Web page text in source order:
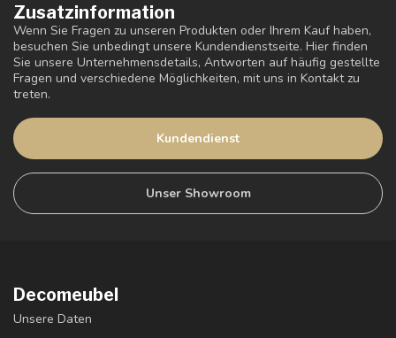
Zusatzinformation
Wenn Sie Fragen zu unseren Produkten oder Ihrem Kauf haben,
besuchen Sie unbedingt unsere Kundendienstseite. Hier finden
Sie unsere Unternehmensdetails, Antworten auf häufig gestellte
Fragen und verschiedene Möglichkeiten, mit uns in Kontakt zu
treten.
Kundendienst
Unser Showroom
Decomeubel
Unsere Daten